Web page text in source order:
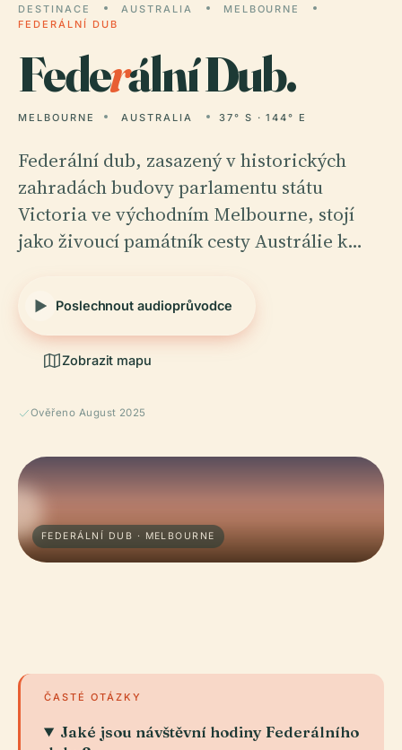
DESTINACE AUSTRALIA
MELBOURNE
FEDERÁLNÍ DUB
Federální Dub.
MELBOURNE AUSTRALIA 37° S · 144° E
Federální dub, zasazený v historických
zahradách budovy parlamentu státu
Victoria ve východním Melbourne, stojí
jako živoucí památník cesty Austrálie k…
Poslechnout audioprůvodce
Zobrazit mapu
Ověřeno August 2025
FEDERÁLNÍ DUB · MELBOURNE
ČASTÉ OTÁZKY
Jaké jsou návštěvní hodiny Federálního